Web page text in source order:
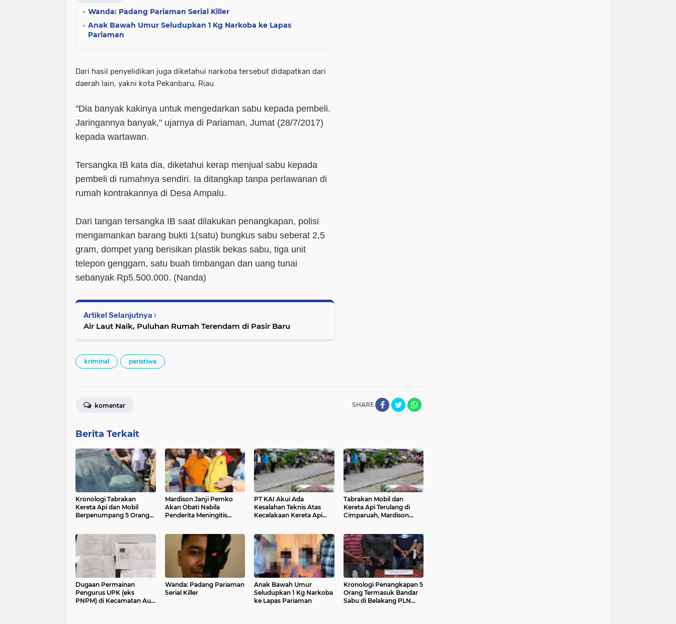
Wanda: Padang Pariaman Serial Killer
Anak Bawah Umur Seludupkan 1 Kg Narkoba ke Lapas
Pariaman
Dari hasil penyelidikan juga diketahui narkoba tersebut didapatkan dari
daerah lain, yakni kota Pekanbaru, Riau.
"Dia banyak kakinya untuk mengedarkan sabu kepada pembeli.
Jaringannya banyak," ujarnya di Pariaman, Jumat (28/7/2017)
kepada wartawan.
Tersangka IB kata dia, diketahui kerap menjual sabu kepada
pembeli di rumahnya sendiri. Ia ditangkap tanpa perlawanan di
rumah kontrakannya di Desa Ampalu.
Dari tangan tersangka IB saat dilakukan penangkapan, polisi
mengamankan barang bukti 1(satu) bungkus sabu seberat 2,5
gram, dompet yang berisikan plastik bekas sabu, tiga unit
telepon genggam, satu buah timbangan dan uang tunai
sebanyak Rp5.500.000. (Nanda)
Artikel Selanjutnya
Air Laut Naik, Puluhan Rumah Terendam di Pasir Baru
kriminal peristiwa
SHARE
komentar
Berita Terkait
Kronologi Tabrakan
Kereta Api dan Mobil
Berpenumpang 5 Orang
Mardison Janji Pemko
Akan Obati Nabila
Penderita Meningitis
PT KAI Akui Ada
Kesalahan Teknis Atas
Kecelakaan Kereta Api
Tabrakan Mobil dan
Kereta Api Terulang di
Cimparuah, Mardison
Dugaan Permainan
Pengurus UPK (eks
PNPM) di Kecamatan Aur
Wanda: Padang Pariaman
Serial Killer
Anak Bawah Umur
Seludupkan 1 Kg Narkoba
ke Lapas Pariaman
Kronologi Penangkapan 5
Orang Termasuk Bandar
Sabu di Belakang PLN